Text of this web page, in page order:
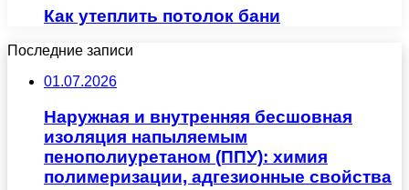
Как утеплить потолок бани
Последние записи
01.07.2026
Наружная и внутренняя бесшовная
изоляция напыляемым
пенополиуретаном (ППУ): химия
полимеризации, адгезионные свойства